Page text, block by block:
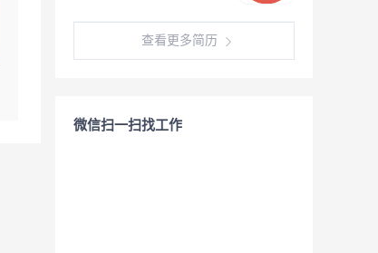
查看更多简历
微信扫一扫找工作